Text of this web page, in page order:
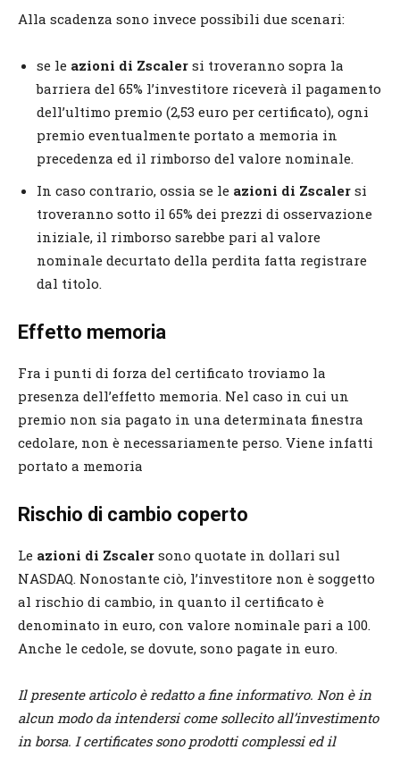
Alla scadenza sono invece possibili due scenari:
se le azioni di Zscaler si troveranno sopra la
barriera del 65% l’investitore riceverà il pagamento
dell’ultimo premio (2,53 euro per certificato), ogni
premio eventualmente portato a memoria in
precedenza ed il rimborso del valore nominale.
In caso contrario, ossia se le azioni di Zscaler si
troveranno sotto il 65% dei prezzi di osservazione
iniziale, il rimborso sarebbe pari al valore
nominale decurtato della perdita fatta registrare
dal titolo.
Effetto memoria
Fra i punti di forza del certificato troviamo la
presenza dell’effetto memoria. Nel caso in cui un
premio non sia pagato in una determinata finestra
cedolare, non è necessariamente perso. Viene infatti
portato a memoria
Rischio di cambio coperto
Le azioni di Zscaler sono quotate in dollari sul
NASDAQ. Nonostante ciò, l’investitore non è soggetto
al rischio di cambio, in quanto il certificato è
denominato in euro, con valore nominale pari a 100.
Anche le cedole, se dovute, sono pagate in euro.
Il presente articolo è redatto a fine informativo. Non è in
alcun modo da intendersi come sollecito all’investimento
in borsa. I certificates sono prodotti complessi ed il